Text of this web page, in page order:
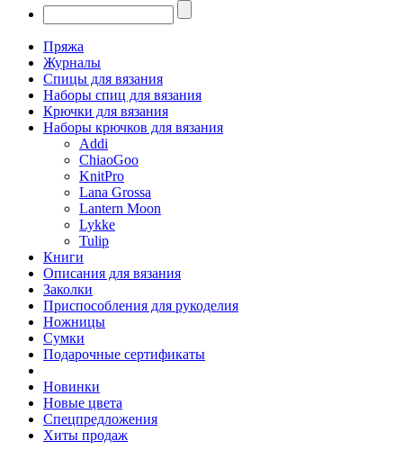
Пряжа
Журналы
Спицы для вязания
Наборы спиц для вязания
Крючки для вязания
Наборы крючков для вязания
Addi
ChiaoGoo
KnitPro
Lana Grossa
Lantern Moon
Lykke
Tulip
Книги
Описания для вязания
Заколки
Приспособления для рукоделия
Ножницы
Сумки
Подарочные сертификаты
Новинки
Новые цвета
Спецпредложения
Хиты продаж